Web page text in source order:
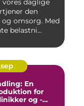
den
og omsorg. Med
belastni...
sep
En
for
og -